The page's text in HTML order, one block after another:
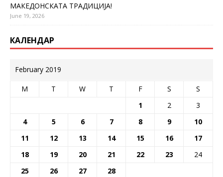
МАКЕДОНСКАТА ТРАДИЦИЈА!
June 19, 2026
КАЛЕНДАР
February 2019
M T W T F S
S
1
2
3
4
5 6 7 8 9
10
11
12 13 14 15 16
17
18
19 20 21 22 23
24
25
26 27 28